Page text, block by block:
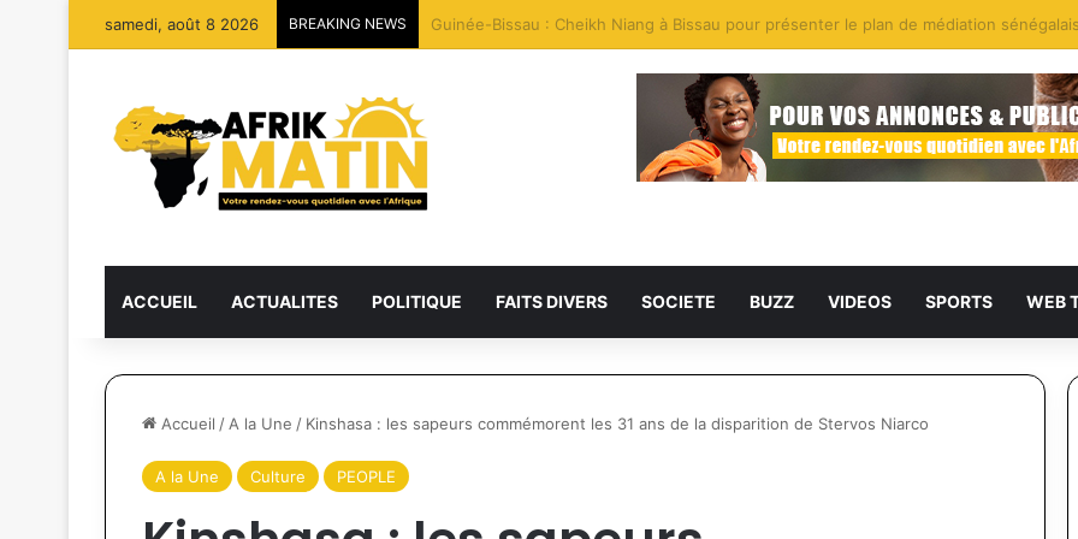
samedi, août 8 2026 BREAKING NEWS 27 dragues détruites par la gendarmerie sur la Falémé
ACCUEIL ACTUALITES POLITIQUE FAITS DIVERS SOCIETE BUZZ VIDEOS SPORTS WEB
Accueil / A la Une / Kinshasa : les sapeurs commémorent les 31 ans de la disparition de Stervos Niarco
A la Une Culture PEOPLE